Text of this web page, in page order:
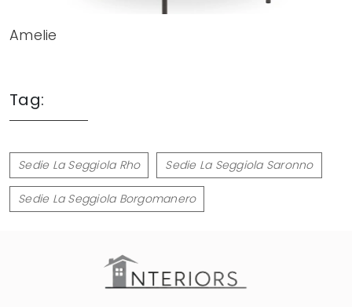
Amelie
Tag:
Sedie La Seggiola Rho Sedie La Seggiola Saronno
Sedie La Seggiola Borgomanero